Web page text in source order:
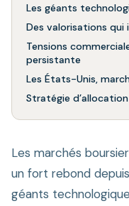
Les géants
Des valorisations qui
Tensions
persistante
Les États-Unis,
Stratégie
Les marchés
un fort rebond
géants